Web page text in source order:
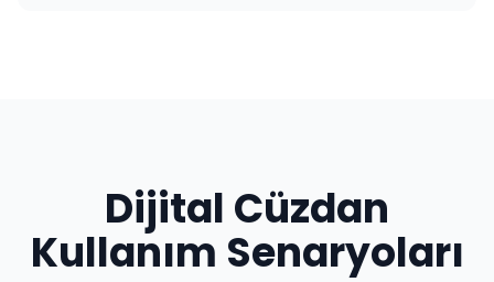
Dijital Cüzdan
Kullanım Senaryoları